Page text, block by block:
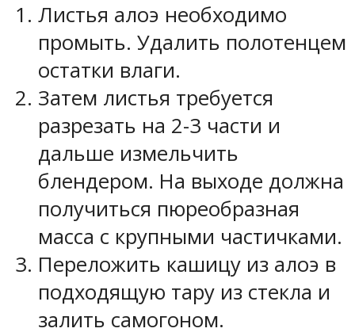
Листья алоэ необходимо
промыть. Удалить полотенцем
остатки влаги.
Затем листья требуется
разрезать на 2-3 части и
дальше измельчить
блендером. На выходе должна
получиться пюреобразная
масса с крупными частичками.
Переложить кашицу из алоэ в
подходящую тару из стекла и
залить самогоном.